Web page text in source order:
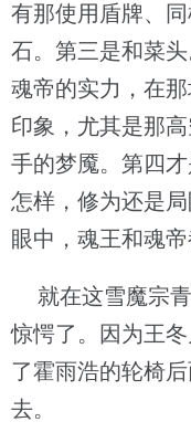
有那使用盾牌、
石。第三是和菜
魂帝的实力，在
印象，尤其是那
手的梦魇。第四
怎样，修为还是
眼中，魂王和魂
就在这雪魔宗青
惊愕了。因为王
了霍雨浩的轮椅
去。